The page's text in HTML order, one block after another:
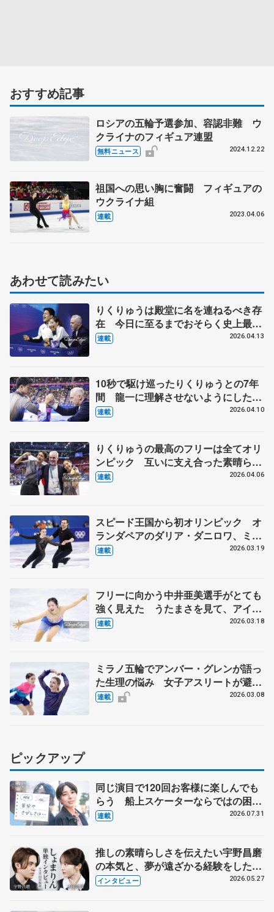
おすすめ記事
ロシアの五輪予選参加、容認非難 ウ
クライナのフィギュア連盟
無料ニュース 2024.12.22
祖国への思い胸に奮闘 フィギュアの
ウクライナ組
連載 2023.04.06
あわせて読みたい
りくりゅうは殿堂に名を連ねるべき存
在 今日に至るまでおそらく史上最高
のペア【ミラノ・コルティナ冬季オリ
連載 2026.04.13
10秒で駆け巡ったりくりゅうとの7年
間 龍一に理解させないようにした個
人戦SPの失敗 【ミラノ・コルティ
連載 2026.04.10
りくりゅうの最高のフリーは全てオリ
ンピック 互いに支え合った素晴らし
い団体戦チーム【ミラノ・コルティナ
連載 2026.04.06
スピード王国から初オリンピック オ
ランダペアのダリア・ダニロワ、ミシ
ェル・ツィバ組
連載 2026.03.19
フリーに向かう中井亜美選手がとても
強く見えた うたまさを見て、アイス
ダンスをやる選手が出てきてほしい
連載 2026.03.18
ミラノ五輪でアンバー・グレンが語っ
た生理の悩み 女子アスリートが避け
られない課題 元競泳日本代表の伊藤
連載 2026.03.08
ピックアップ
同じ演目で120回お客様に楽しんでも
らう 船上スケーターならではの困難
とは 影響あったPIW前キャプテン松
連載 2026.07.31
推しの素晴らしさを伝えたい宇野昌磨
の本気と、夢が遠ざかる経験をした本
田真凜の覚悟
インタビュー 2026.05.27